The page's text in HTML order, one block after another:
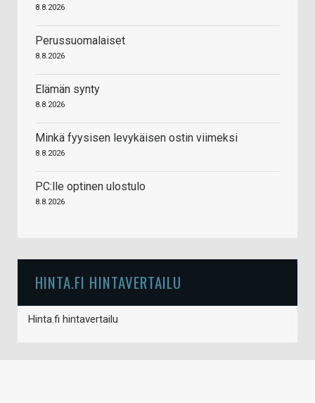
8.8.2026
Perussuomalaiset
8.8.2026
Elämän synty
8.8.2026
Minkä fyysisen levykäisen ostin viimeksi
8.8.2026
PC:lle optinen ulostulo
8.8.2026
HINTA.FI HINTAVERTAILU
Hinta.fi hintavertailu